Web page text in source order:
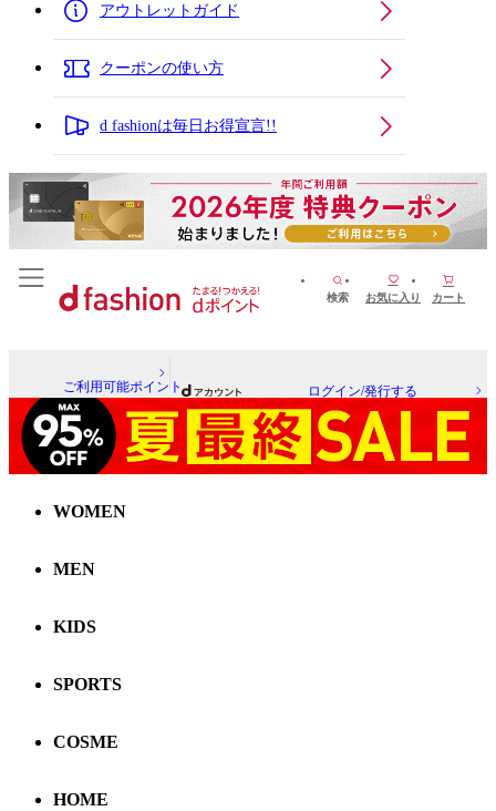
アウトレットガイド
クーポンの使い方
d fashionは毎日お得宣言!!
検索 お気に入り カート
ご利用可能ポイント ログイン/発行する
WOMEN
MEN
KIDS
SPORTS
COSME
HOME